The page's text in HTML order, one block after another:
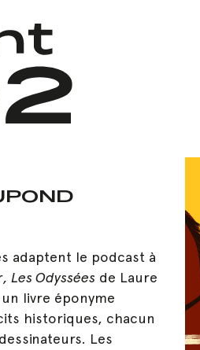
close
adaptent le podcast à
, Les Odyssées de Laure
livre éponyme
historiques, chacun
Les